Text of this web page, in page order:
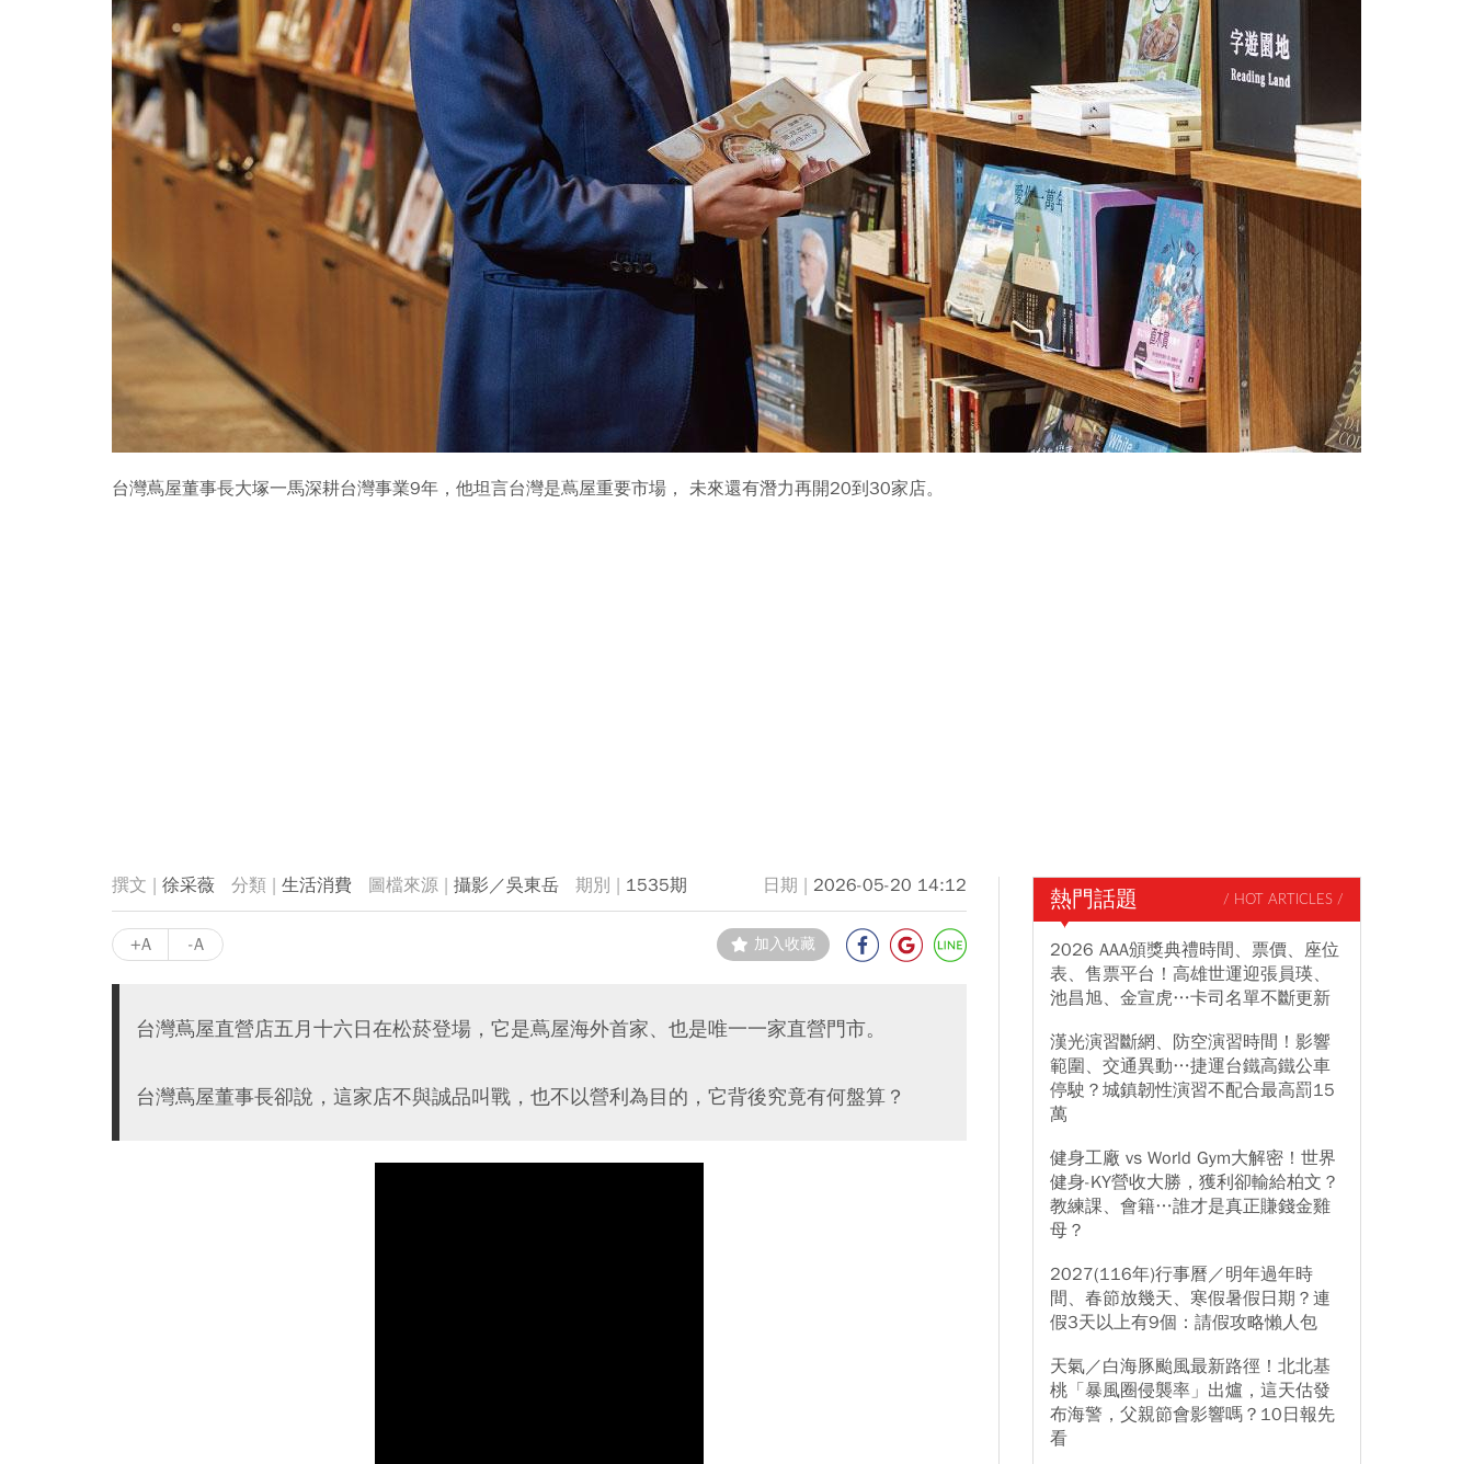
台灣蔦屋董事長大塚一馬深耕台灣事業9年，他坦言台灣是蔦屋重要市場， 未來還有潛力再開20到30家店。
徐采薇 生活消費 攝影／吳東岳 1535期 2026-05-20 14:12
+A -A 加入收藏
台灣蔦屋直營店五月十六日在松菸登場，它是蔦屋海外首家、也是唯一一家直營門市。
台灣蔦屋董事長卻說，這家店不與誠品叫戰，也不以營利為目的，它背後究竟有何盤算？
熱門話題 / HOT ARTICLES /
2026 AAA頒獎典禮時間、票價、座位
表、售票平台！高雄世運迎張員瑛、
池昌旭、金宣虎…卡司名單不斷更新
漢光演習斷網、防空演習時間！影響
範圍、交通異動…捷運台鐵高鐵公車
停駛？城鎮韌性演習不配合最高罰15
萬
健身工廠 vs World Gym大解密！世界
健身-KY營收大勝，獲利卻輸給柏文？
教練課、會籍…誰才是真正賺錢金雞
母？
2027(116年)行事曆／明年過年時
間、春節放幾天、寒假暑假日期？連
假3天以上有9個：請假攻略懶人包
天氣／白海豚颱風最新路徑！北北基
桃「暴風圈侵襲率」出爐，這天估發
布海警，父親節會影響嗎？10日報先
看